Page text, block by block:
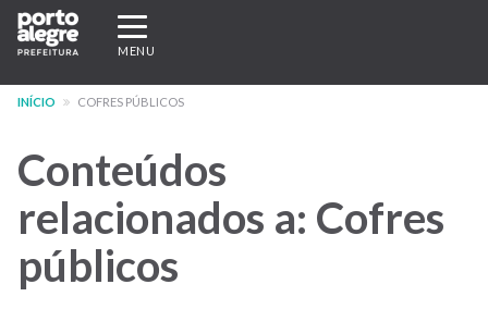
Pular
para
conteúdo
Expandir/recolher
navegação
MENU
INÍCIO COFRES PÚBLICOS
Conteúdos
relacionados a: Cofres
públicos